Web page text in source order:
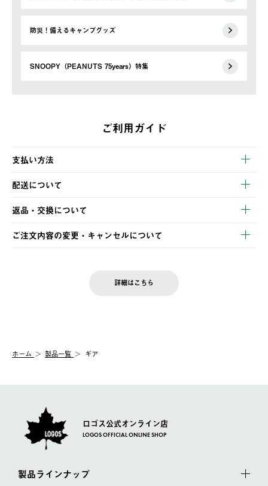
防災！備えるキャンプグッズ
SNOOPY（PEANUTS 75years）特集
ご利用ガイド
支払い方法
以下のいずれかの方法でお支払いいただけます。
・クレジットカード決済
・コンビニ決済
・Pay-easy決済
配送について
【発送スケジュール】
ご注文・ご入金完了より2営業日以内に商品を発送いたします。
土日祝の発送はございませんので、木曜日以降のご注文は週明け
の発送となる場合がございます。
【配送業者】
佐川急便にて配送されます。
返品・交換について
※お客様都合の場合
お客様都合の返品にかかる送料は、お客様ご負担とさせていただ
一度お手元の商品を返品いただき、ご希望商品を再注文してくだ
ご注文内容の変更・キャンセルについて
LOGOS FAMILY会員の方は、会員マイページ内 購入履歴画面に
詳細はこちら
ホーム 製品一覧 ギア
ロゴス公式オンライン店
LOGOS OFFICIAL ONLINE SHOP
製品ラインナップ